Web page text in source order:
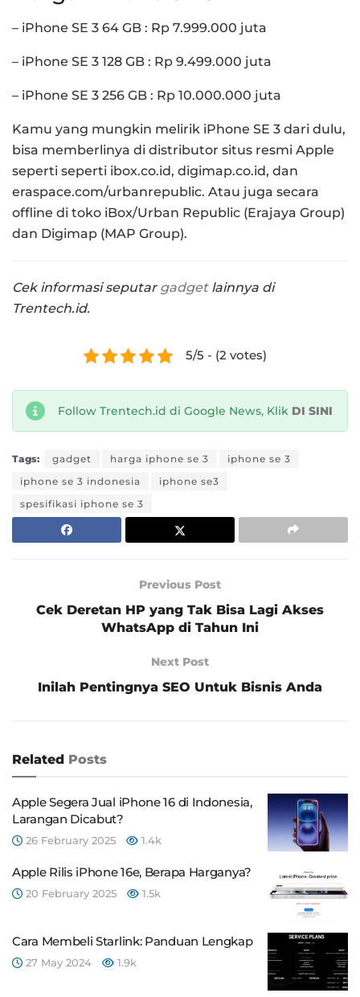
– iPhone SE 3 64 GB : Rp 7.999.000 juta
– iPhone SE 3 128 GB : Rp 9.499.000 juta
– iPhone SE 3 256 GB : Rp 10.000.000 juta
Kamu yang mungkin melirik iPhone SE 3 dari dulu,
bisa memberlinya di distributor situs resmi Apple
seperti seperti ibox.co.id, digimap.co.id, dan
eraspace.com/urbanrepublic. Atau juga secara
offline di toko iBox/Urban Republic (Erajaya Group)
dan Digimap (MAP Group).
Cek informasi seputar gadgetlainnya di
Trentech.id.
5/5 - (2 votes)
Follow Trentech.id di Google News, Klik DI SINI
Tags: gadget harga iphone se 3
iphone se 3
iphone se 3 indonesia
iphone se3
spesifikasi iphone se 3
Previous Post
Cek Deretan HP yang Tak Bisa Lagi Akses
WhatsApp di Tahun Ini
Next Post
Inilah Pentingnya SEO Untuk Bisnis Anda
Related Posts
Apple Segera Jual iPhone 16 di Indonesia,
Larangan Dicabut?
26 February 2025 1.4k
Apple Rilis iPhone 16e, Berapa Harganya?
20 February 2025 1.5k
Cara Membeli Starlink: Panduan Lengkap
27 May 2024 1.9k